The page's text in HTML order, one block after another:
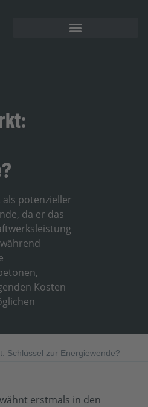
potenzieller
da er das
Kosten
Schlüssel zur Energiewende?
erstmals in den